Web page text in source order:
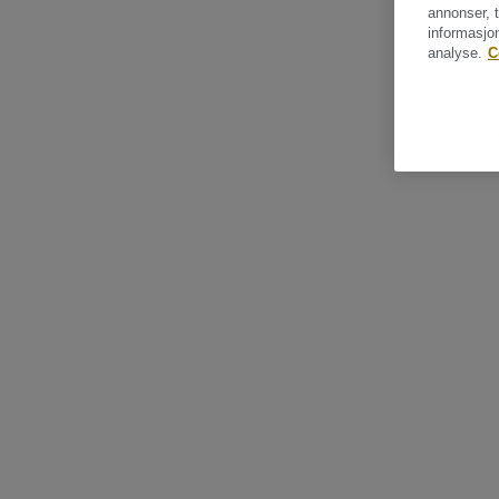
annonser,
analyse.